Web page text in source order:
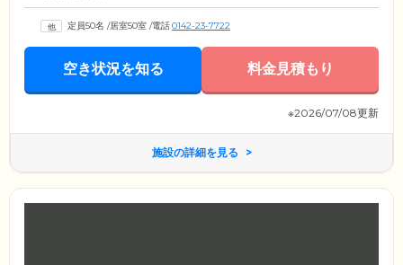
定員50名 /居室50室 /電話0142-23-7722
空き状況を知る 料金見積もり
※2026/07/08更新
施設の詳細を見る